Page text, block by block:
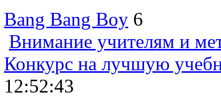
Bang Bang Boy 6
Внимание учителям и
Конкурс на лучшую
12:52:43